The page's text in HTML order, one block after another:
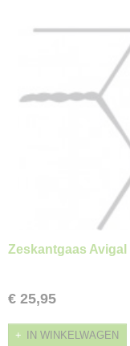
Zeskantgaas Avigal
€ 25,95
IN WINKELWAGEN